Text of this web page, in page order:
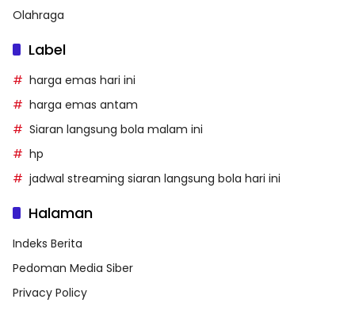
Olahraga
Label
harga emas hari ini
harga emas antam
Siaran langsung bola malam ini
hp
jadwal streaming siaran langsung bola hari ini
Halaman
Indeks Berita
Pedoman Media Siber
Privacy Policy